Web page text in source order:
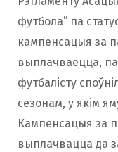
футбола” па
кампенсацыя за
выплачваецца,
футбалісту
сезонам, у якім
Кампенсацыя за
выплачвацца да